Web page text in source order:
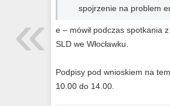
spojrzenie na problem
e – mówił podczas spotkania
SLD we Włocławku.
Podpisy pod wnioskiem na
10.00 do 14.00.
«